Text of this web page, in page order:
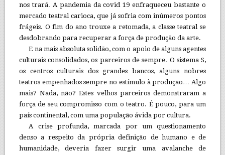
nos trará. A pandemia da covid 19 enfraqueceu bastante o
mercado teatral carioca, que já sofria com inúmeros pontos
frágeis. O fim do ano trouxe a retomada, a classe teatral se
desdobrando para recuperar a força de produção da arte.
E na mais absoluta solidão, com o apoio de alguns agentes
culturais consolidados, os parceiros de sempre. O sistema S,
os centros culturais dos grandes bancos, alguns nobres
teatros empenhados sempre no estímulo à produção… Algo
mais? Nada, não? Estes velhos parceiros demonstraram a
força de seu compromisso com o teatro. É pouco, para um
país continental, com uma população ávida por cultura.
A crise profunda, marcada por um questionamento
denso a respeito da própria definição de humano e de
humanidade, deveria fazer surgir uma avalanche de